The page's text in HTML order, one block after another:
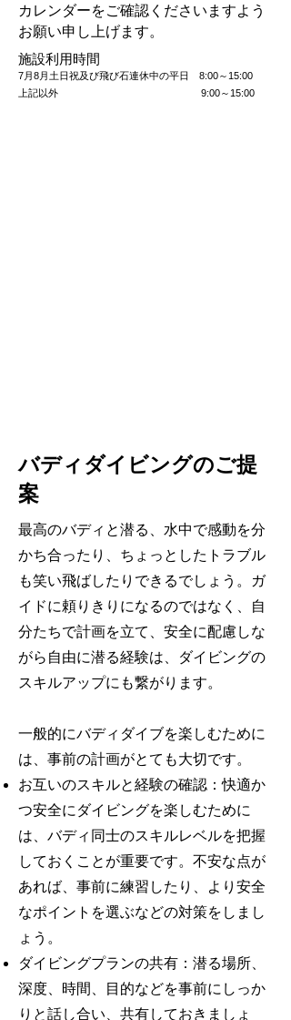
カレンダーをご確認くださいますよう
お願い申し上げます。
施設利用時間
7月8月土日祝及び飛び石連休中の平日 8:00～15:00
上記以外 9:00～15:00
バディダイビングのご提
案
最高のバディと潜る、水中で感動を分
かち合ったり、ちょっとしたトラブル
も笑い飛ばしたりできるでしょう。ガ
イドに頼りきりになるのではなく、自
分たちで計画を立て、安全に配慮しな
がら自由に潜る経験は、ダイビングの
スキルアップにも繋がります。
一般的にバディダイブを楽しむために
は、事前の計画がとても大切です。
お互いのスキルと経験の確認：快適か
つ安全にダイビングを楽しむために
は、バディ同士のスキルレベルを把握
しておくことが重要です。不安な点が
あれば、事前に練習したり、より安全
なポイントを選ぶなどの対策をしまし
ょう。
ダイビングプランの共有：潜る場所、
深度、時間、目的などを事前にしっか
りと話し合い、共有しておきましょ